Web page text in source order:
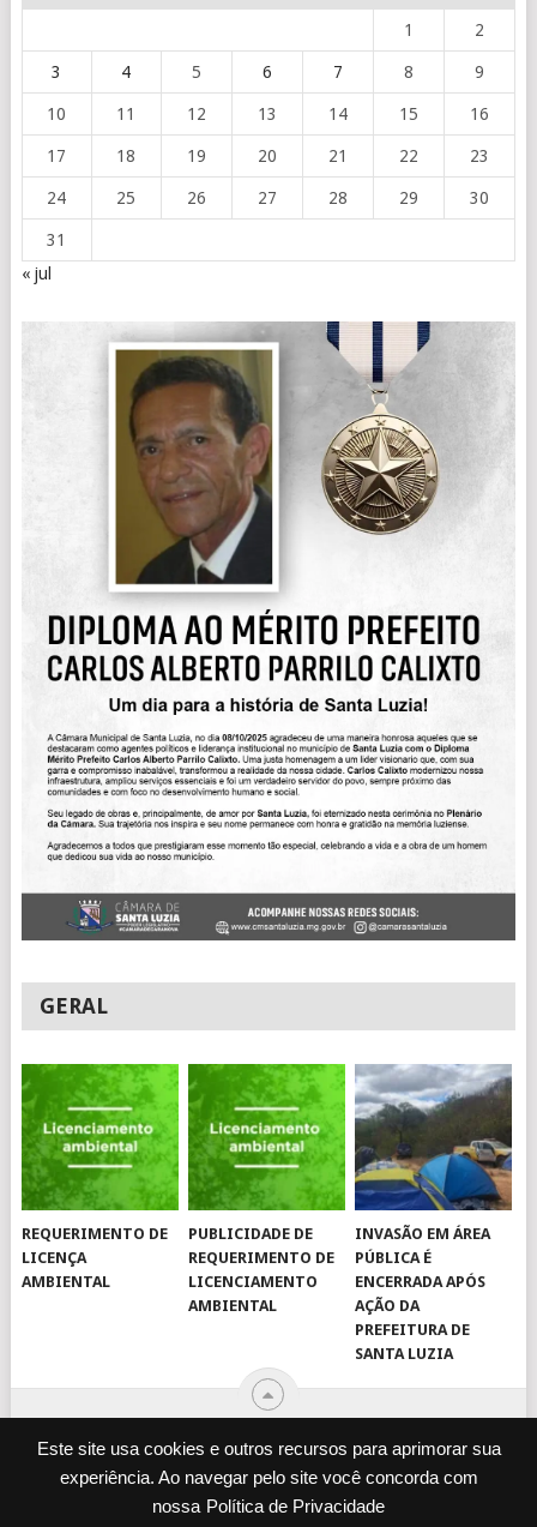
Este site usa cookies e outros recursos para aprimorar sua
experiência. Ao navegar pelo site você concorda com
nossa Política de Privacidade
1 2
3 4 5 6 7 8 9
10 11 12 13 14 15 16
17 18 19 20 21 22 23
24 25 26 27 28 29 30
31
« jul
GERAL
REQUERIMENTO DE
LICENÇA
AMBIENTAL
PUBLICIDADE DE
REQUERIMENTO DE
LICENCIAMENTO
AMBIENTAL
INVASÃO EM ÁREA
PÚBLICA É
ENCERRADA APÓS
AÇÃO DA
PREFEITURA DE
SANTA LUZIA
JORNAL VIROU NOTÍCIA